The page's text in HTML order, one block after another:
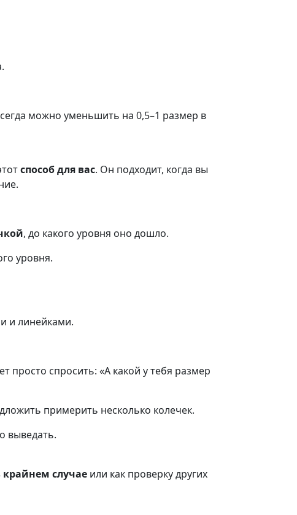
можно уменьшить на 0,5–1 размер в
способ для вас. Он подходит, когда вы
, до какого уровня оно дошло.
уровня.
и линейками.
просто спросить: «А какой у тебя размер
примерить несколько колечек.
выведать.
крайнем случае или как проверку других